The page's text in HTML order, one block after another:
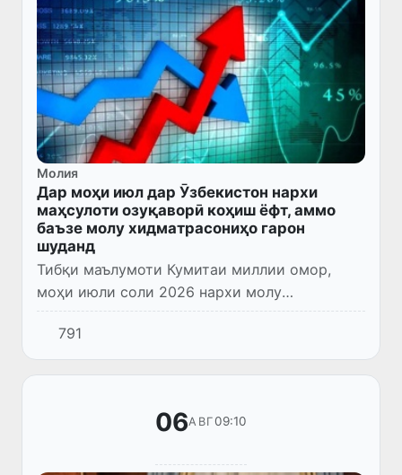
Молия
Дар моҳи июл дар Ӯзбекистон нархи
маҳсулоти озуқаворӣ коҳиш ёфт, аммо
баъзе молу хидматрасониҳо гарон
шуданд
Тибқи маълумоти Кумитаи миллии омор,
моҳи июли соли 2026 нархи молу
хидматрасониҳо дар бозори истеъмолӣ ба
ҳисоби миёна 0,1 фоиз коҳиш ёфт.
791
06АВГ09:10